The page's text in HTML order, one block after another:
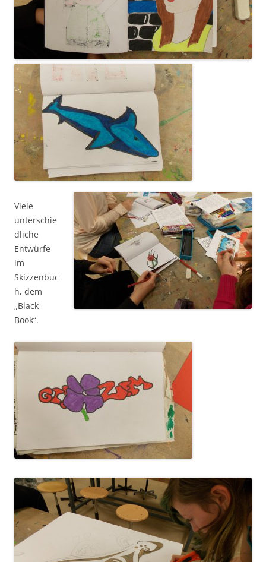
Viele
unterschie
dliche
Entwürfe
im
Skizzenbuc
h, dem
„Black
Book“.